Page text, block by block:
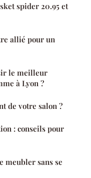
spider 20.95 et
allié pour un
le meilleur
à Lyon ?
de votre salon ?
: conseils pour
meubler sans se